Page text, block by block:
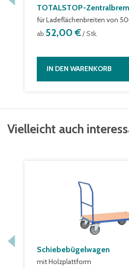
TOTALSTOP-
für Ladeflächenbreiten von
ab 52,00 €/ Stk.
IN DEN WARENKORB
Vielleicht auch
Schiebebügelwagen
mit Holzplattform